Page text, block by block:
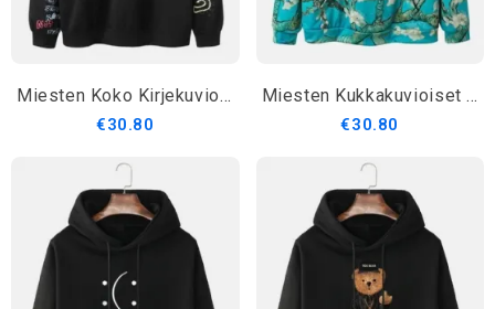
Miesten Koko Kirjekuvioinen 100 % Puuvillainen Katuhuppari
€30.80
Miesten Kukkakuvioiset Kangaroo Pocket Hupparit
€30.80